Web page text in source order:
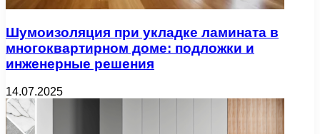
Шумоизоляция при укладке ламината в
многоквартирном доме: подложки и
инженерные решения
14.07.2025